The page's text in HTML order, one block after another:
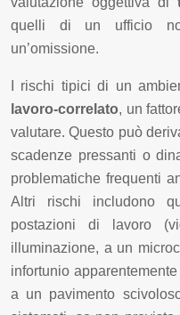
quelli di un ufficio
un’omissione.
I rischi tipici di un
lavoro-correlato, un
valutare. Questo può
scadenze pressanti o
problematiche frequenti
Altri rischi includono
postazioni di lavoro
illuminazione, a un
infortunio
a un pavimento